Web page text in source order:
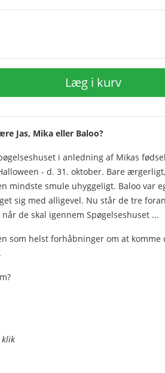
Læg i kurv
Jas, Mika eller Baloo?
i anledning af Mikas
- d. 31. oktober. Bare
mindste smule uhyggeligt. Baloo var
sig med alligevel. Nu står de tre
de skal igennem Spøgelseshuset ...
som helst forhåbninger om at komme
klik